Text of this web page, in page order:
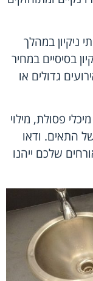
ניקיון במהלך
בסיסיים במחיר
גדולים או
מיכלי פסולת, מילוי
של התאים. ודאו
שלכם ייהנו